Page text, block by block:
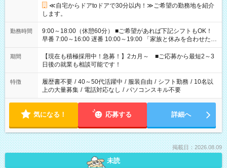
≪自宅からドアtoドアで30分以内！≫ご希望の勤務地を紹介
します。
勤務時間
9:00～18:00（休憩60分） ■ご希望があれば下記シフトもOK！
早番 7:00～16:00 遅番 10:00～19:00 「家族と休みを合わせた
い」 「余裕を持って夕飯の準備がしたい」 「できれば残業はし
たくない」 など、ご希望を教えてくださいね。 ※Wワーク希望
の方へ 今ご覧のお仕事で希望する勤務時間と、もう1つのお仕事
の勤務時間。 合計で週40時間を超える場合は応募できません。
期間
【現在も積極採用中！急募！】2カ月～ ■ご応募から最短2～3
日後の就業も相談可能です！
特徴 履歴書不要 / 40～50代活躍中 / 服装自由 / シフト勤務 / 10名以
上の大量募集 / 電話対応なし / パソコンスキル不要
気になる！ 応募する 詳細へ
掲載日：2026.08.09
未読